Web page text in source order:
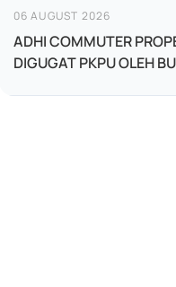
06 AUGUST 2026
ADHI COMMUTER
DIGUGAT PKPU OLEH